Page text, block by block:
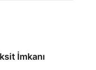
İmkanı